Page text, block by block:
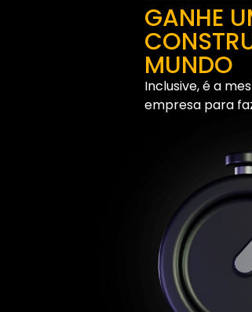
GANHE
MUNDO
Inclusive, é a
empresa para